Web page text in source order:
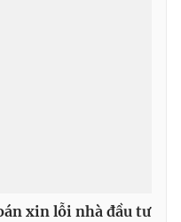
xin lỗi nhà đầu tư